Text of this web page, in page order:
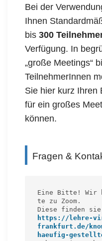
Bei der
Ihnen
bis 300
Verfügung. In
„große Meetings“
TeilnehmerInnen
Sie hier kurz Ihren
für ein großes
können.
Fragen &
Eine Bitte! Wir
te zu Zoom.
https://lehre-
frankfurt.de/
haeufig-